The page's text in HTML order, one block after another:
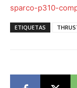
sparco-p310-
ETIQUETAS